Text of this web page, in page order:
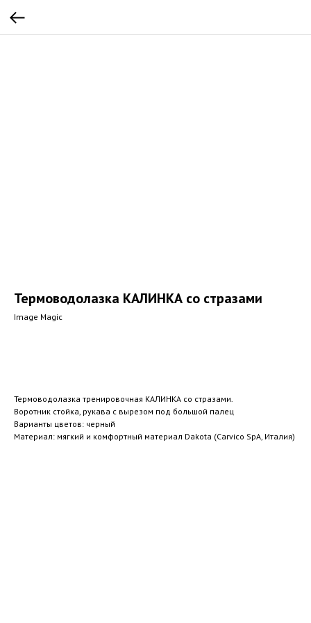
Термоводолазка КАЛИНКА со стразами
Image Magic
Термоводолазка тренировочная КАЛИНКА со стразами.
Воротник стойка, рукава с вырезом под большой палец
Варианты цветов: черный
Материал: мягкий и комфортный материал Dakota (Carvico SpA, Италия)